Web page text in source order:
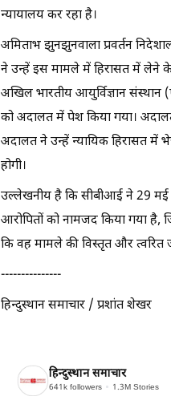
न्यायालय कर रहा है।
अमिताभ झुनझुनवाला प्रवर्तन
ने उन्हें इस मामले में हिरासत में लेने के
अखिल भारतीय आयुर्विज्ञान
को अदालत में पेश किया गया।
अदालत ने उन्हें न्यायिक हिरासत में
होगी।
उल्लेखनीय है कि सीबीआई ने 29 मई
आरोपितों को नामजद किया गया
कि वह मामले की विस्तृत और त्वरित
---------------
हिन्दुस्थान समाचार / प्रशांत शेखर
हिन्दुस्थान समाचार
641k followers 1.3M Stories